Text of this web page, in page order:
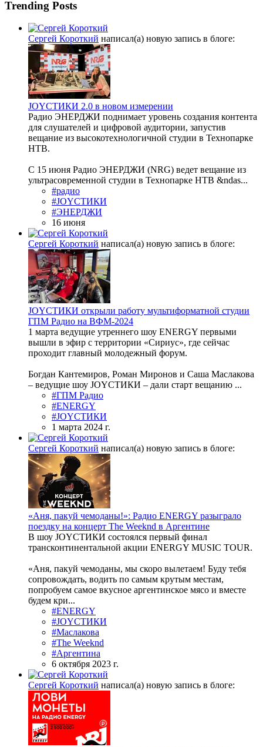
Trending Posts
Сергей Короткий написал(а) новую запись в блоге:
JOYСТИКИ 2.0 в новом измерении
Радио ЭНЕРДЖИ поднимает уровень создания контента
для слушателей и цифровой аудитории, запустив
вещание из высокотехнологичной студии в Технопарке
НТВ.
С 15 июня Радио ЭНЕРДЖИ (NRG) ведет вещание из
ультрасовременной студии в Технопарке НТВ &ndas...
#радио
#JOYСТИКИ
#ЭНЕРДЖИ
16 июня
Сергей Короткий написал(а) новую запись в блоге:
JOYСТИКИ открыли работу мультиформатной студии
ГПМ Радио на ВФМ-2024
1 марта ведущие утреннего шоу ENERGY первыми
вышли в эфир с территории «Сириус», где сейчас
проходит главный молодежный форум.
Богдан Кантемиров, Роман Миронов и Саша Маслакова
– ведущие шоу JOYСТИКИ – дали старт вещанию ...
#ГПМ Радио
#ENERGY
#JOYСТИКИ
1 марта 2024 г.
Сергей Короткий написал(а) новую запись в блоге:
«Аня, пакуй чемоданы!»: Радио ENERGY разыграло
поездку на концерт The Weeknd в Аргентине
В шоу JOYСТИКИ состоялся первый финал
трансконтинентальной акции ENERGY MUSIC TOUR.
«Аня, пакуй чемоданы, мы скоро вылетаем! Буду тебя
сопровождать, водить по самым крутым местам,
попробуем самое вкусное аргентинское мясо и вместе
будем кри...
#ENERGY
#JOYСТИКИ
#Маслакова
#The Weeknd
#Аргентина
6 октября 2023 г.
Сергей Короткий написал(а) новую запись в блоге: